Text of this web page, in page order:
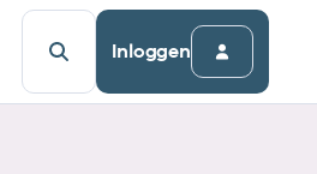
Inloggen